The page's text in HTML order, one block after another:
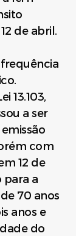
12 de abril.
13.103,
a ser
com
12 de
para a
70 anos
anos e
do